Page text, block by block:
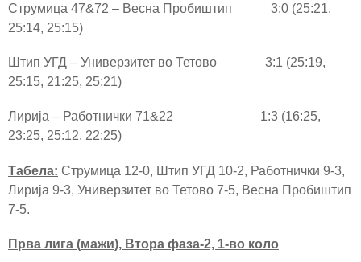
Струмица 47&72 – Весна Пробиштип 3:0 (25:21,
25:14, 25:15)
Штип УГД – Универзитет во Тетово 3:1 (25:19,
25:15, 21:25, 25:21)
Лирија – Работнички 71&22 1:3 (16:25,
23:25, 25:12, 22:25)
Табела: Струмица 12-0, Штип УГД 10-2, Работнички 9-3,
Лирија 9-3, Универзитет во Тетово 7-5, Весна Пробиштип
7-5.
Прва лига (мажи), Втора фаза-2, 1-во коло